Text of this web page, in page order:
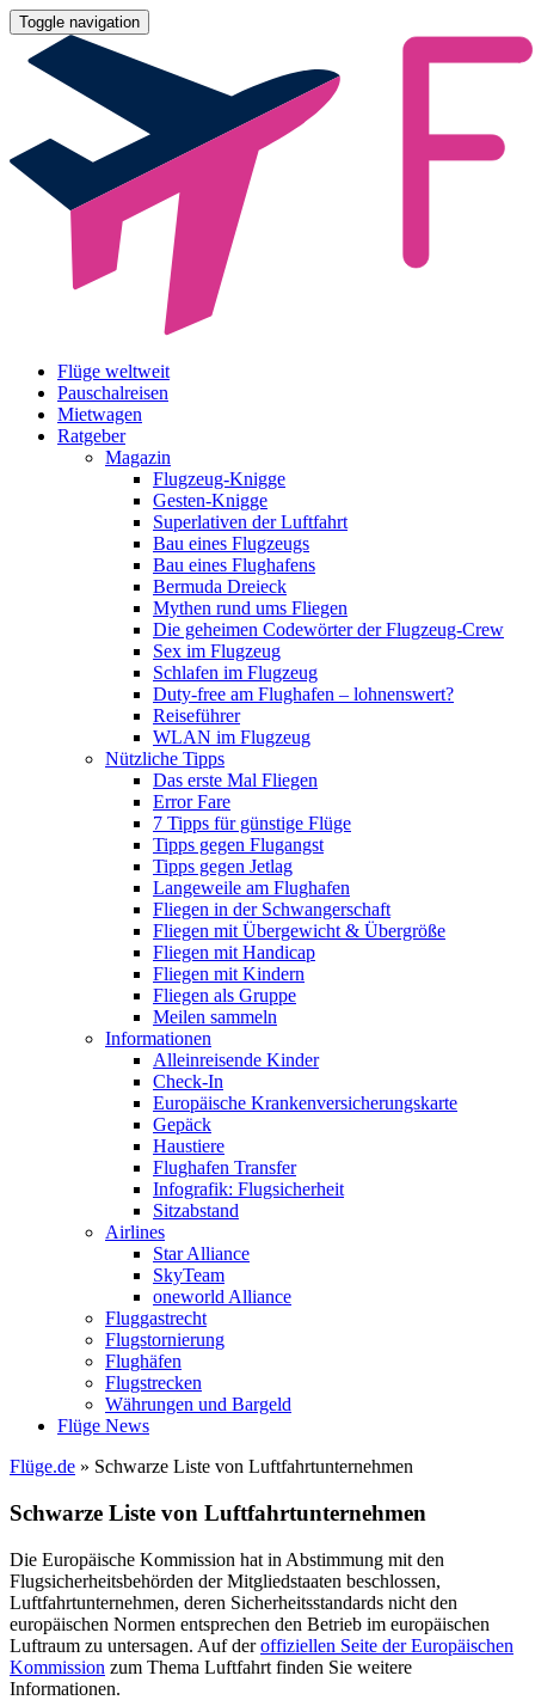
Toggle navigation
Flüge weltweit
Pauschalreisen
Mietwagen
Ratgeber
Magazin
Flugzeug-Knigge
Gesten-Knigge
Superlativen der Luftfahrt
Bau eines Flugzeugs
Bau eines Flughafens
Bermuda Dreieck
Mythen rund ums Fliegen
Die geheimen Codewörter der Flugzeug-Crew
Sex im Flugzeug
Schlafen im Flugzeug
Duty-free am Flughafen – lohnenswert?
Reiseführer
WLAN im Flugzeug
Nützliche Tipps
Das erste Mal Fliegen
Error Fare
7 Tipps für günstige Flüge
Tipps gegen Flugangst
Tipps gegen Jetlag
Langeweile am Flughafen
Fliegen in der Schwangerschaft
Fliegen mit Übergewicht & Übergröße
Fliegen mit Handicap
Fliegen mit Kindern
Fliegen als Gruppe
Meilen sammeln
Informationen
Alleinreisende Kinder
Check-In
Europäische Krankenversicherungskarte
Gepäck
Haustiere
Flughafen Transfer
Infografik: Flugsicherheit
Sitzabstand
Airlines
Star Alliance
SkyTeam
oneworld Alliance
Fluggastrecht
Flugstornierung
Flughäfen
Flugstrecken
Währungen und Bargeld
Flüge News
Flüge.de » Schwarze Liste von Luftfahrtunternehmen
Schwarze Liste von Luftfahrtunternehmen
Die Europäische Kommission hat in Abstimmung mit den
Flugsicherheitsbehörden der Mitgliedstaaten beschlossen,
Luftfahrtunternehmen, deren Sicherheitsstandards nicht den
europäischen Normen entsprechen den Betrieb im europäischen
Luftraum zu untersagen. Auf deroffiziellen Seite der Europäischen
Kommission zum Thema Luftfahrt finden Sie weitere
Informationen.